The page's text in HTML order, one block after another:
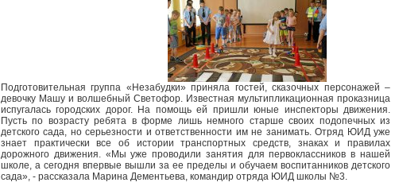
Подготовительная группа «Незабудки» приняла гостей, сказочных персонажей –
девочку Машу и волшебный Светофор. Известная мультипликационная проказница
испугалась городских дорог. На помощь ей пришли юные инспекторы движения.
Пусть по возрасту ребята в форме лишь немного старше своих подопечных из
детского сада, но серьезности и ответственности им не занимать. Отряд ЮИД уже
знает практически все об истории транспортных средств, знаках и правилах
дорожного движения. «Мы уже проводили занятия для первоклассников в нашей
школе, а сегодня впервые вышли за ее пределы и обучаем воспитанников детского
сада», - рассказала Марина Дементьева, командир отряда ЮИД школы №3.